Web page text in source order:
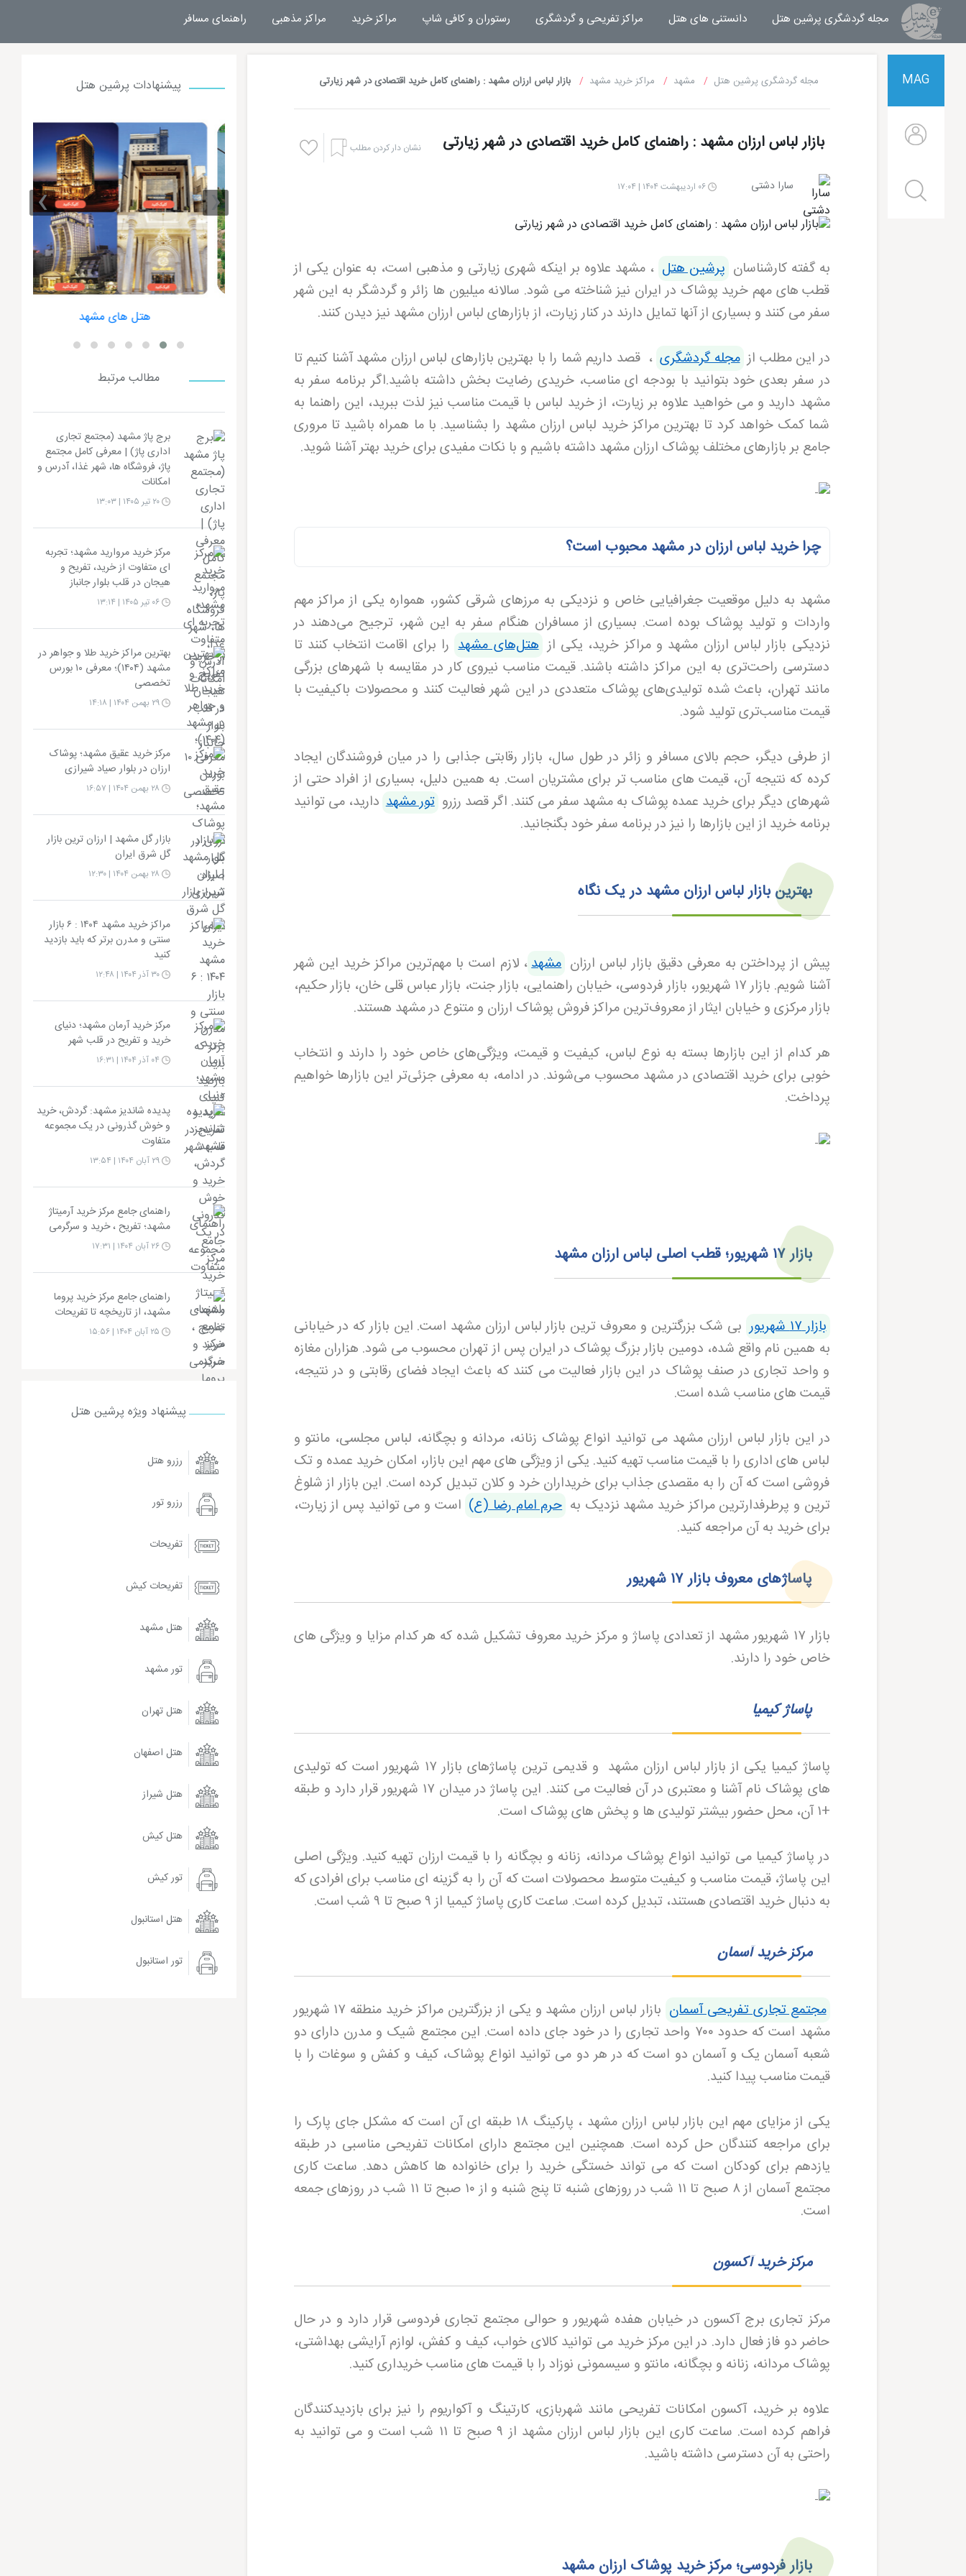
مجله گردشگری پرشین هتل مجله خبری پرشین هتل
دانستنی های هتل مراکز تفریحی و گردشگری رستوران و کافی شاپ مراکز خرید مراکز مذهبی راهنمای مسافر
MAG مجله گردشگری پرشین هتل مشهد مراکز خرید مشهد بازار لباس ارزان مشهد : راهنمای کامل خرید اقتصادی در شهر زیارتی
بازار لباس ارزان مشهد : راهنمای کامل خرید اقتصادی در شهر زیارتی نشان دار کردن مطلب
سارا دشتی ۰۶ اردیبهشت ۱۴۰۴ | ۱۷:۰۴
به گفته کارشناسان پرشین هتل ، مشهد علاوه بر اینکه شهری زیارتی و مذهبی است، به عنوان یکی از
قطب های مهم خرید پوشاک در ایران نیز شناخته می شود. سالانه میلیون ها زائر و گردشگر به این شهر
سفر می کنند و بسیاری از آنها تمایل دارند در کنار زیارت، از بازارهای لباس ارزان مشهد نیز دیدن کنند.
در این مطلب از مجله گردشگری ، قصد داریم شما را با بهترین بازارهای لباس ارزان مشهد آشنا کنیم تا
در سفر بعدی خود بتوانید با بودجه ای مناسب، خریدی رضایت بخش داشته باشید.اگر برنامه سفر به
مشهد دارید و می خواهید علاوه بر زیارت، از خرید لباس با قیمت مناسب نیز لذت ببرید، این راهنما به
شما کمک خواهد کرد تا بهترین مراکز خرید لباس ارزان مشهد را بشناسید. با ما همراه باشید تا مروری
جامع بر بازارهای مختلف پوشاک ارزان مشهد داشته باشیم و با نکات مفیدی برای خرید بهتر آشنا شوید.
چرا خرید لباس ارزان در مشهد محبوب است؟
مشهد به دلیل موقعیت جغرافیایی خاص و نزدیکی به مرزهای شرقی کشور، همواره یکی از مراکز مهم
واردات و تولید پوشاک بوده است. بسیاری از مسافران هنگام سفر به این شهر، ترجیح می‌دهند در
نزدیکی بازار لباس ارزان مشهد و مراکز خرید، یکی از هتل‌های مشهد را برای اقامت انتخاب کنند تا
دسترسی راحت‌تری به این مراکز داشته باشند. قیمت مناسب نیروی کار در مقایسه با شهرهای بزرگی
مانند تهران، باعث شده تولیدی‌های پوشاک متعددی در این شهر فعالیت کنند و محصولات باکیفیت با
قیمت مناسب‌تری تولید شود.
از طرفی دیگر، حجم بالای مسافر و زائر در طول سال، بازار رقابتی جذابی را در میان فروشندگان ایجاد
کرده که نتیجه آن، قیمت های مناسب تر برای مشتریان است. به همین دلیل، بسیاری از افراد حتی از
شهرهای دیگر برای خرید عمده پوشاک به مشهد سفر می کنند. اگر قصد رزرو تور مشهد دارید، می توانید
برنامه خرید از این بازارها را نیز در برنامه سفر خود بگنجانید.
بهترین بازار لباس ارزان مشهد در یک نگاه
پیش از پرداختن به معرفی دقیق بازار لباس ارزان مشهد، لازم است با مهم‌ترین مراکز خرید این شهر
آشنا شویم. بازار۱۷ شهریور، بازار فردوسی، خیابان راهنمایی، بازار جنت، بازار عباس قلی خان، بازار حکیم،
بازار مرکزی و خیابان ایثار از معروف‌ترین مراکز فروش پوشاک ارزان و متنوع در مشهد هستند.
هر کدام از این بازارها بسته به نوع لباس، کیفیت و قیمت، ویژگی‌های خاص خود را دارند و انتخاب
خوبی برای خرید اقتصادی در مشهد محسوب می‌شوند. در ادامه، به معرفی جزئی‌تر این بازارها خواهیم
پرداخت.
بازار۱۷ شهریور؛ قطب اصلی لباس ارزان مشهد
بازار ۱۷ شهریور
بی شک بزرگترین و معروف ترین بازار لباس ارزان مشهد است. این بازار که در خیابانی
به همین نام واقع شده، دومین بازار بزرگ پوشاک در ایران پس از تهران محسوب می شود. هزاران مغازه
و واحد تجاری در صنف پوشاک در این بازار فعالیت می کنند که باعث ایجاد فضای رقابتی و در نتیجه،
قیمت های مناسب شده است.
در این بازار لباس ارزان مشهد می توانید انواع پوشاک زنانه، مردانه و بچگانه، لباس مجلسی، مانتو و
لباس های اداری را با قیمت مناسب تهیه کنید. یکی از ویژگی های مهم این بازار، امکان خرید عمده و تک
فروشی است که آن را به مقصدی جذاب برای خریداران خرد و کلان تبدیل کرده است. این بازار از شلوغ
ترین و پرطرفدارترین مراکز خرید مشهد نزدیک به حرم امام رضا (ع) است و می توانید پس از زیارت،
برای خرید به آن مراجعه کنید.
پاساژهای معروف بازار۱۷ شهریور
بازار۱۷ شهریور مشهد از تعدادی پاساژ و مرکز خرید معروف تشکیل شده که هر کدام مزایا و ویژگی های
خاص خود را دارند.
پاساژ کیمیا
پاساژ کیمیا یکی از بازار لباس ارزان مشهد و قدیمی ترین پاساژهای بازار ۱۷
شهریور است که تولیدی
های پوشاک نام آشنا و معتبری در آن فعالیت می کنند. این پاساژ در میدان ۱۷ شهریور قرار دارد و طبقه
+۱آن، محل حضور بیشتر تولیدی ها و پخش های پوشاک است.
در پاساژ کیمیا می توانید انواع پوشاک مردانه، زنانه و بچگانه را با قیمت ارزان تهیه کنید. ویژگی اصلی
این پاساژ، قیمت مناسب و کیفیت متوسط محصولات است که آن را به گزینه ای مناسب برای افرادی که
به دنبال خرید اقتصادی هستند، تبدیل کرده است. ساعت کاری پاساژ کیمیا از۹صبح تا ۹شب است.
مرکز خرید آسمان
مجتمع تجاری تفریحی آسمان بازار لباس ارزان مشهد و یکی از بزرگترین مراکز خرید منطقه ۱۷
شهریور
مشهد است که حدود ۷۰۰ واحد تجاری را در خود جای داده است. این مجتمع شیک و مدرن دارای دو
شعبه آسمان یک و آسمان دو است که در هر دو می توانید انواع پوشاک، کیف و کفش و سوغات را با
قیمت مناسب پیدا کنید.
یکی از مزایای مهم این بازار لباس ارزان مشهد ، پارکینگ ۱۸
طبقه ای آن است که مشکل جای پارک را
برای مراجعه کنندگان حل کرده است. همچنین این مجتمع دارای امکانات تفریحی مناسبی در طبقه
یازدهم برای کودکان است که می تواند خستگی خرید را برای خانواده ها کاهش دهد. ساعت کاری
مجتمع آسمان از۸ صبح تا ۱۱ شب در روزهای شنبه تا پنج شنبه و از۱۰ صبح تا ۱۱ شب در روزهای جمعه
است.
مرکز خرید آکسون
مرکز تجاری برج آکسون در خیابان هفده شهریور و حوالی مجتمع تجاری فردوسی قرار دارد و در حال
حاضر دو فاز فعال دارد. در این مرکز خرید می توانید کالای خواب، کیف و کفش، لوازم آرایشی بهداشتی،
پوشاک مردانه، زنانه و بچگانه، مانتو و سیسمونی نوزاد را با قیمت های مناسب خریداری کنید.
علاوه بر خرید، آکسون امکانات تفریحی مانند شهربازی، کارتینگ و آکواریوم را نیز برای بازدیدکنندگان
فراهم کرده است. ساعت کاری این بازار لباس ارزان مشهد از ۹ صبح تا ۱۱ شب است و می توانید به
راحتی به آن دسترسی داشته باشید.
بازار فردوسی؛ مرکز خرید پوشاک ارزان مشهد
پیشنهادات پرشین هتل
هتل الماس 2 مشهد هتل بشری مشهد تفریحات مشهد هتل های مشهد
‹
›
مطالب مرتبط
برج پاژ مشهد (مجتمع تجاری
اداری پاژ) | معرفی کامل مجتمع
پاژ، فروشگاه ها، شهر غذا، آدرس و
امکانات
۲۰ تیر ۱۴۰۵ | ۱۳:۰۳
مرکز خرید مروارید مشهد؛ تجربه
ای متفاوت از خرید، تفریح و
هیجان در قلب بلوار جانباز
۰۶ تیر ۱۴۰۵ | ۱۳:۱۴
بهترین مراکز خرید طلا و جواهر در
مشهد (۱۴۰۴)؛ معرفی ۱۰ بورس
تخصصی
۲۹ بهمن ۱۴۰۴ | ۱۴:۱۸
مرکز خرید عقیق مشهد؛ پوشاک
ارزان در بلوار صیاد شیرازی
بازار گل مشهد | ارزان ترین بازار
گل شرق ایران
مراکز خرید مشهد ۱۴۰۴ : ۶ بازار
سنتی و مدرن برتر که باید بازدید
کنید
۳۰ آذر ۱۴۰۴ | ۱۲:۴۸
مرکز خرید آرمان مشهد؛ دنیای
خرید و تفریح در قلب شهر
پدیده شاندیز مشهد: گردش، خرید
و خوش گذرونی در یک مجموعه
متفاوت
۲۹ آبان ۱۴۰۴ | ۱۳:۵۴
راهنمای جامع مرکز خرید آرمیتاژ
مشهد؛ تفریح ، خرید و سرگرمی
۲۶ آبان ۱۴۰۴ | ۱۷:۳۱
راهنمای جامع مرکز خرید پروما
مشهد، از تاریخچه تا تفریحات
پیشنهاد ویژه پرشین هتل
رزرو هتل
رزرو تور
تفریحات
تفریحات کیش
هتل مشهد
تور مشهد
هتل تهران
هتل اصفهان
هتل شیراز
هتل کیش
تور کیش
هتل استانبول
تور استانبول